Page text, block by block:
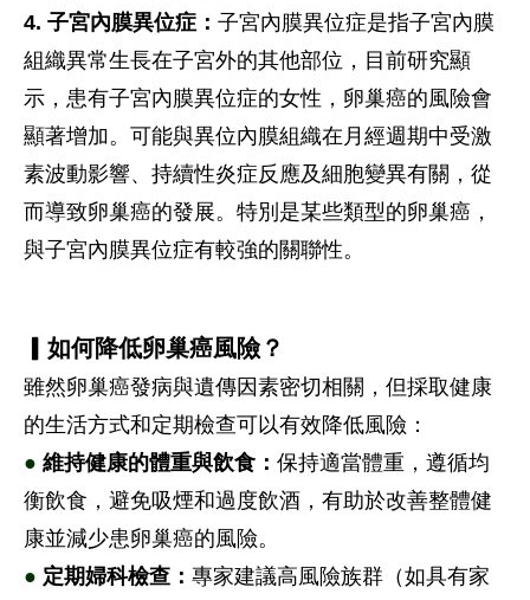
4. 子宮內膜異位症： 子宮內膜異位症是指子宮內膜
組織異常生長在子宮外的其他部位，目前研究顯
示，患有子宮內膜異位症的女性，卵巢癌的風險會
顯著增加。可能與異位內膜組織在月經週期中受激
素波動影響、持續性炎症反應及細胞變異有關，從
而導致卵巢癌的發展。特別是某些類型的卵巢癌，
與子宮內膜異位症有較強的關聯性。
▎如何降低卵巢癌風險？
雖然卵巢癌發病與遺傳因素密切相關，但採取健康
的生活方式和定期檢查可以有效降低風險：
● 維持健康的體重與飲食： 保持適當體重，遵循均
衡飲食，避免吸煙和過度飲酒，有助於改善整體健
康並減少患卵巢癌的風險。
● 定期婦科檢查： 專家建議高風險族群（如具有家